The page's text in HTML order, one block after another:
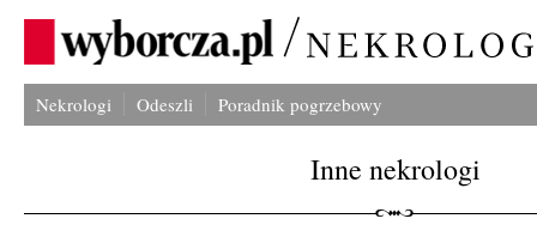
Nekrologi Odeszli Poradnik pogrzebowy
Inne nekrologi